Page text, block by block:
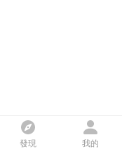
發現 我的